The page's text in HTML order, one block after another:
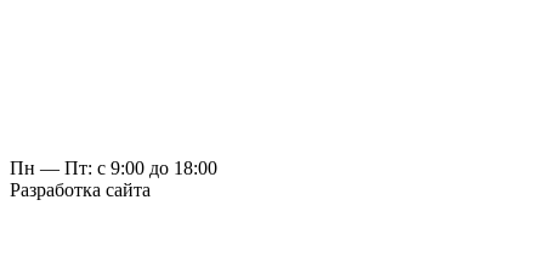
Пн — Пт: с 9:00 до 18:00
Разработка сайта